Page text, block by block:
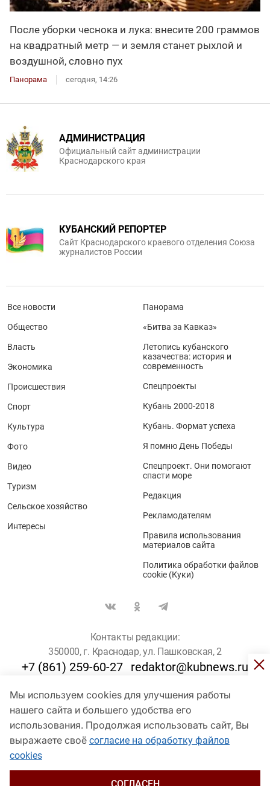
После уборки чеснока и лука: внесите 200 граммов
на квадратный метр — и земля станет рыхлой и
воздушной, словно пух
Панорама сегодня, 14:26
Мы используем cookies для улучшения работы
нашего сайта и большего удобства его
использования. Продолжая использовать сайт, Вы
выражаете своё согласие на обработку файлов
cookies
АДМИНИСТРАЦИЯ
Официальный сайт администрации
Краснодарского края
КУБАНСКИЙ РЕПОРТЕР
Сайт Краснодарского краевого отделения Союза
журналистов России
Все новости
Общество
Власть
Экономика
Происшествия
Спорт
Культура
Фото
Видео
Туризм
Сельское хозяйство
Интересы
Панорама
«Битва за Кавказ»
Летопись кубанского
казачества: история и
современность
Спецпроекты
Кубань 2000-2018
Кубань. Формат успеха
Я помню День Победы
Спецпроект. Они помогают
спасти море
Редакция
Рекламодателям
Правила использования
материалов сайта
Политика обработки файлов
cookie (Куки)
Контакты редакции:
350000, г. Краснодар, ул. Пашковская, 2
+7 (861) 259-60-27 redaktor@kubnews.ru
Для пользователей старше 16 лет
© Кубанские Новости, 2017
Сетевое издание «kubnews» зарегистрировано Федеральной
службой по надзору в сфере связи, информационных технологий
и массовых коммуникаций (Роскомнадзор). Регистрационный